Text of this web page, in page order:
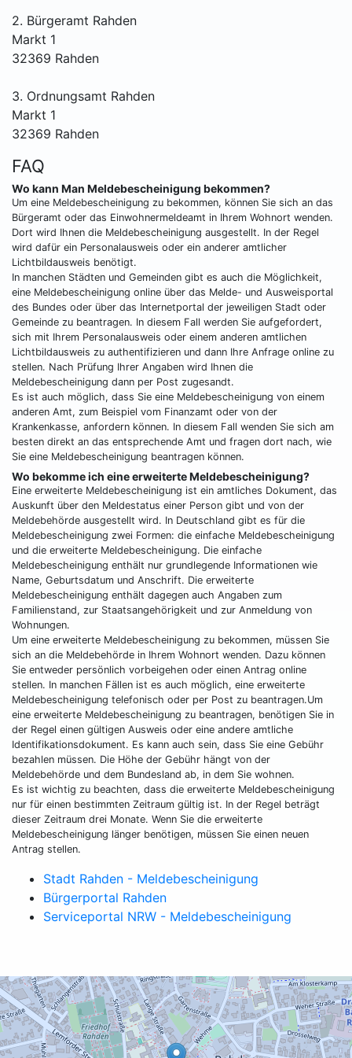
2. Bürgeramt Rahden
Markt 1
32369 Rahden
3. Ordnungsamt Rahden
Markt 1
32369 Rahden
FAQ
Wo kann Man Meldebescheinigung bekommen?
Um eine Meldebescheinigung zu bekommen, können Sie sich an das
Bürgeramt oder das Einwohnermeldeamt in Ihrem Wohnort wenden.
Dort wird Ihnen die Meldebescheinigung ausgestellt. In der Regel
wird dafür ein Personalausweis oder ein anderer amtlicher
Lichtbildausweis benötigt.
In manchen Städten und Gemeinden gibt es auch die Möglichkeit,
eine Meldebescheinigung online über das Melde- und Ausweisportal
des Bundes oder über das Internetportal der jeweiligen Stadt oder
Gemeinde zu beantragen. In diesem Fall werden Sie aufgefordert,
sich mit Ihrem Personalausweis oder einem anderen amtlichen
Lichtbildausweis zu authentifizieren und dann Ihre Anfrage online zu
stellen. Nach Prüfung Ihrer Angaben wird Ihnen die
Meldebescheinigung dann per Post zugesandt.
Es ist auch möglich, dass Sie eine Meldebescheinigung von einem
anderen Amt, zum Beispiel vom Finanzamt oder von der
Krankenkasse, anfordern können. In diesem Fall wenden Sie sich am
besten direkt an das entsprechende Amt und fragen dort nach, wie
Sie eine Meldebescheinigung beantragen können.
Wo bekomme ich eine erweiterte Meldebescheinigung?
Eine erweiterte Meldebescheinigung ist ein amtliches Dokument, das
Auskunft über den Meldestatus einer Person gibt und von der
Meldebehörde ausgestellt wird. In Deutschland gibt es für die
Meldebescheinigung zwei Formen: die einfache Meldebescheinigung
und die erweiterte Meldebescheinigung. Die einfache
Meldebescheinigung enthält nur grundlegende Informationen wie
Name, Geburtsdatum und Anschrift. Die erweiterte
Meldebescheinigung enthält dagegen auch Angaben zum
Familienstand, zur Staatsangehörigkeit und zur Anmeldung von
Wohnungen.
Um eine erweiterte Meldebescheinigung zu bekommen, müssen Sie
sich an die Meldebehörde in Ihrem Wohnort wenden. Dazu können
Sie entweder persönlich vorbeigehen oder einen Antrag online
stellen. In manchen Fällen ist es auch möglich, eine erweiterte
Meldebescheinigung telefonisch oder per Post zu beantragen.Um
eine erweiterte Meldebescheinigung zu beantragen, benötigen Sie in
der Regel einen gültigen Ausweis oder eine andere amtliche
Identifikationsdokument. Es kann auch sein, dass Sie eine Gebühr
bezahlen müssen. Die Höhe der Gebühr hängt von der
Meldebehörde und dem Bundesland ab, in dem Sie wohnen.
Es ist wichtig zu beachten, dass die erweiterte Meldebescheinigung
nur für einen bestimmten Zeitraum gültig ist. In der Regel beträgt
dieser Zeitraum drei Monate. Wenn Sie die erweiterte
Meldebescheinigung länger benötigen, müssen Sie einen neuen
Antrag stellen.
Stadt Rahden - Meldebescheinigung
Bürgerportal Rahden
Serviceportal NRW - Meldebescheinigung